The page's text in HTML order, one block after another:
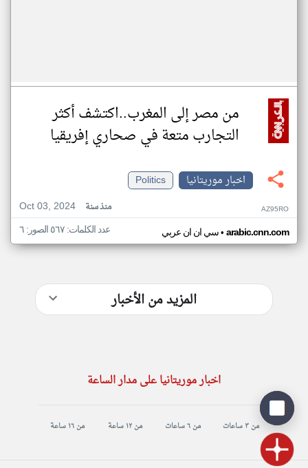
من مصر إلى المغرب..اكتشف أكثر
التجارب متعة في صحاري إفريقيا
اخبار موريتانيا
Politics
Oct 03, 2024
منذ سنة AZ95RO
سي ان ان عربي• arabic.cnn.com عدد الكلمات: ٥٦٧ الصور: ٦
المزيد من الأخبار
اخبار موريتانيا على مدار الساعة
من ٣ ساعات من ٦ ساعات من ١٢ ساعة من ١٦ ساعة